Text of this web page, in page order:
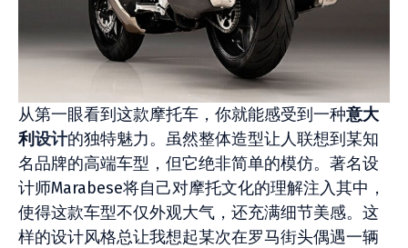
从第一眼看到这款摩托车，你就能感受到一种意大
利设计的独特魅力。虽然整体造型让人联想到某知
名品牌的高端车型，但它绝非简单的模仿。著名设
计师Marabese将自己对摩托文化的理解注入其中，
使得这款车型不仅外观大气，还充满细节美感。这
样的设计风格总让我想起某次在罗马街头偶遇一辆